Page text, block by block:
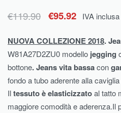
€119.90 €95.92 IVA inclusa
NUOVA COLLEZIONE 2018.
W81A27D2ZU0 modello jegging
bottone. Jeans vita bassacon
fondo a tubo aderente alla
Iltessuto è elasticizzatoal tatto
maggiore comodità e aderenza.Il